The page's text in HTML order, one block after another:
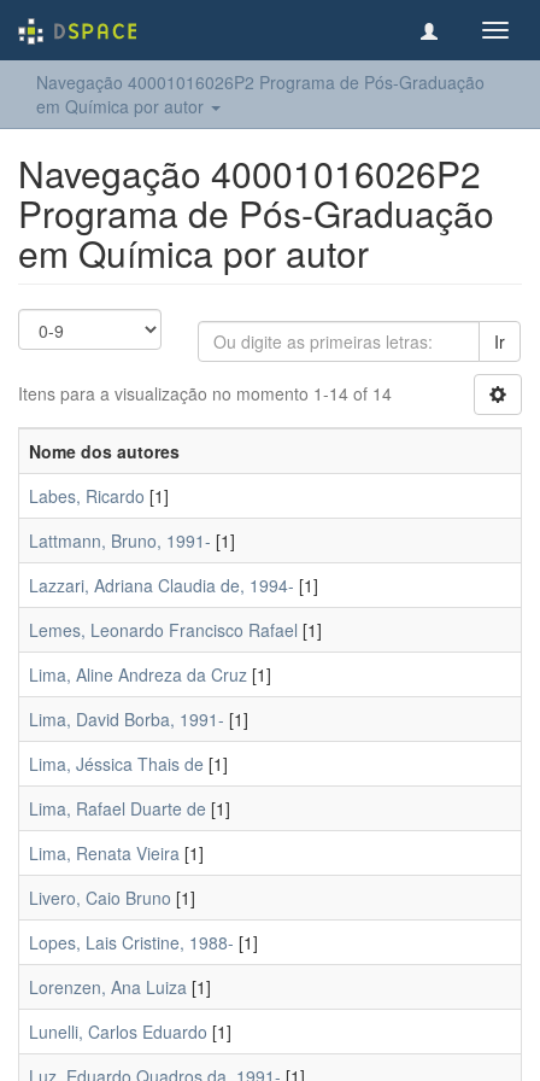
Navegação 40001016026P2 Programa de Pós-Graduação
em Química por autor
Navegação 40001016026P2
Programa de Pós-Graduação
em Química por autor
Ir
Itens para a visualização no momento 1-14 of 14
Nome dos autores
Labes, Ricardo [1]
Lattmann, Bruno, 1991- [1]
Lazzari, Adriana Claudia de, 1994- [1]
Lemes, Leonardo Francisco Rafael [1]
Lima, Aline Andreza da Cruz [1]
Lima, David Borba, 1991- [1]
Lima, Jéssica Thais de [1]
Lima, Rafael Duarte de [1]
Lima, Renata Vieira [1]
Livero, Caio Bruno [1]
Lopes, Lais Cristine, 1988- [1]
Lorenzen, Ana Luiza [1]
Lunelli, Carlos Eduardo [1]
Luz, Eduardo Quadros da, 1991- [1]